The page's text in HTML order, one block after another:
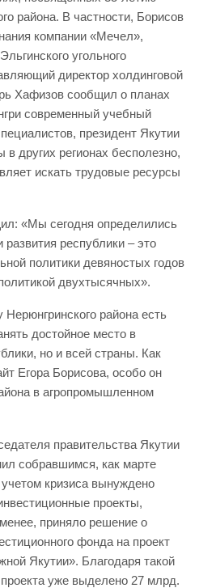
района. В частности, Борисов
компании «Мечел»,
угольного
директор холдинговой
Хафизов сообщил о планах
современный учебный
президент Якутии
других регионах бесполезно,
искать трудовые ресурсы
«Мы сегодня определились
республики – это
политики девяностых годов
двухтысячных».
района есть
достойное место в
но и всей страны. Как
Егора Борисова, особо он
в агропромышленном
правительства Якутии
собравшимся, как марте
учетом кризиса вынуждено
проекты,
приняло решение о
фонда на проект
Якутии». Благодаря такой
уже выделено 27 млрд.